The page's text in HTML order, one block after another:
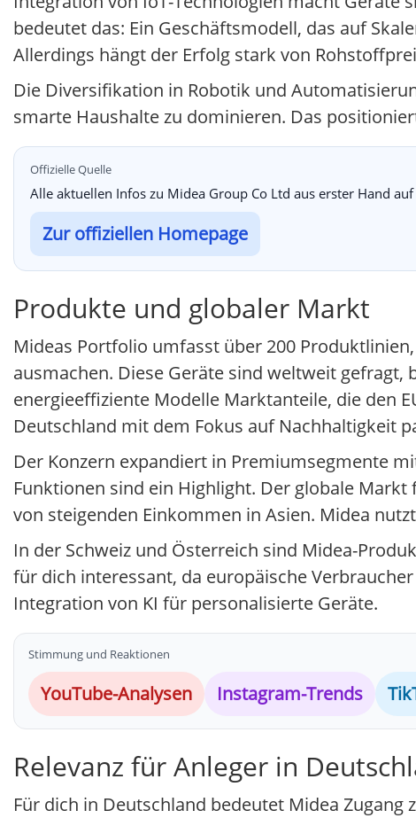
bedeutet das: Ein Geschäftsmodell, das auf
Allerdings hängt der Erfolg stark von
Die Diversifikation in Robotik und
smarte Haushalte zu dominieren. Das
Offizielle Quelle
Alle aktuellen Infos zu Midea Group Co Ltd aus erster Hand
Zur offiziellen Homepage
Produkte und globaler Markt
Mideas Portfolio umfasst über 200
ausmachen. Diese Geräte sind weltweit gefragt,
energieeffiziente Modelle Marktanteile, die den
Deutschland mit dem Fokus auf Nachhaltigkeit
Der Konzern expandiert in Premiumsegmente
Funktionen sind ein Highlight. Der globale
von steigenden Einkommen in Asien. Midea
In der Schweiz und Österreich sind Midea-
für dich interessant, da europäische
Integration von KI für personalisierte Geräte.
Stimmung und Reaktionen
YouTube-Analysen Instagram-Trends
Relevanz für Anleger in
Für dich in Deutschland bedeutet Midea